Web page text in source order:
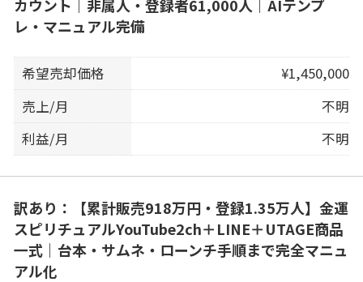
カウント｜非属人・登録者61,000人｜AIテンプ
レ・マニュアル完備
希望売却価格
¥1,450,000
売上/月
不明
利益/月
不明
訳あり：【累計販売918万円・登録1.35万人】金運
スピリチュアルYouTube2ch＋LINE＋UTAGE商品
一式｜台本・サムネ・ローンチ手順まで完全マニュ
アル化